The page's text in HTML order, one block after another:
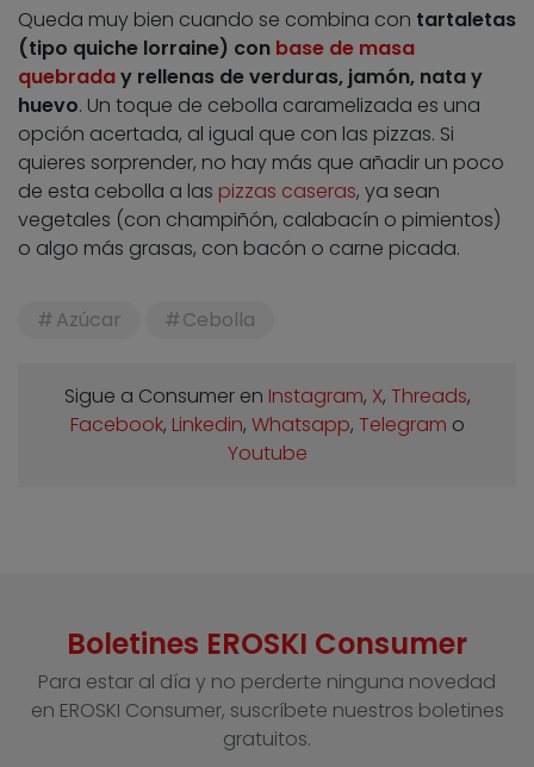
Queda muy bien cuando se combina con tartaletas
(tipo quiche lorraine) con base de masa
quebraday rellenas de verduras, jamón, nata y
huevo. Un toque de cebolla caramelizada es una
opción acertada, al igual que con las pizzas. Si
quieres sorprender, no hay más que añadir un poco
de esta cebolla a las pizzas caseras, ya sean
vegetales (con champiñón, calabacín o pimientos)
o algo más grasas, con bacón o carne picada.
Azúcar Cebolla
Sigue a Consumer en Instagram, X, Threads,
Facebook, Linkedin, Whatsapp, Telegram o
Youtube
Boletines EROSKI Consumer
Para estar al día y no perderte ninguna novedad
en EROSKI Consumer, suscríbete nuestros boletines
gratuitos.